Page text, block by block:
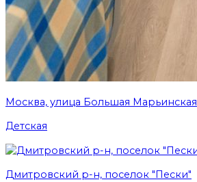
Москва, улица Большая Марьинская
Детская
Дмитровский р-н, поселок "Пески"